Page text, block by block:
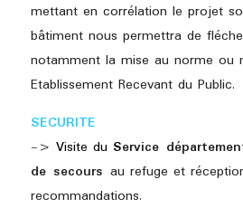
mettant en corrélation le projet
bâtiment nous permettra de
notamment la mise au norme ou
Etablissement Recevant du Public.
SECURITE
-> Visite du Service
de secours au refuge et
recommandations.